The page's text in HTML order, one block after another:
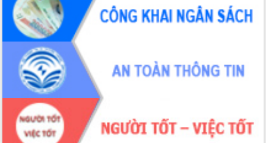
Thống nhất danh sách giới thiệu ứng
cử đại biểu Quốc hội khoá XVI và đại
biểu HĐND tỉnh Đắk Lắk, nhiệm kỳ
2026-2031
Phát động hai phong trào thi đua quan
trọng trong kỷ nguyên mới
Hội nghị lần thứ tư Ban Chỉ đạo công
tác bầu cử tỉnh Đắk Lắk
Hội nghị Báo cáo viên Trung ương
tháng 01/2026
Phó Thủ tướng Hồ Quốc Dũng đánh giá